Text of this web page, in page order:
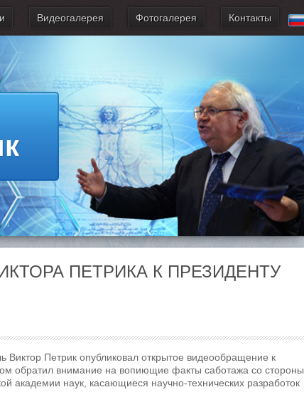
Видеогалерея Фотогалерея Контакты
ПЕТРИКА К ПРЕЗИДЕНТУ
Виктор Петрик опубликовал открытое видеообращение к
обратил внимание на вопиющие факты саботажа со стороны
академии наук, касающиеся научно-технических разработок